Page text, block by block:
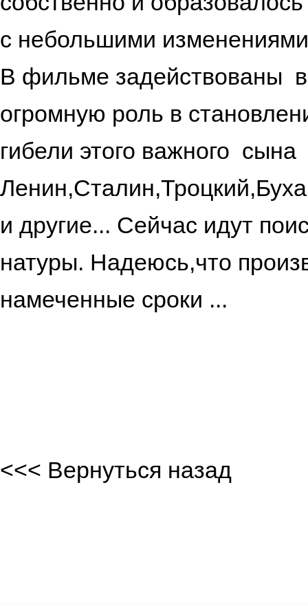
с небольшими
В фильме задействованы
огромную роль в
гибели этого важного
и другие... Сейчас идут
натуры. Надеюсь,что
намеченные сроки ...
<<< Вернуться назад